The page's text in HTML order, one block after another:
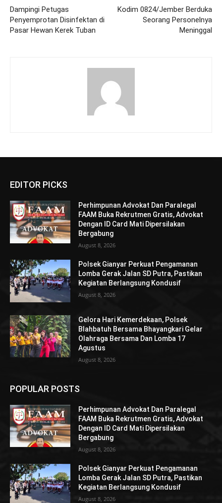
Dampingi Petugas
Penyemprotan Disinfektan di
Pasar Hewan Kerek Tuban
Kodim 0824/Jember Berduka
Seorang Personelnya
Meninggal
EDITOR PICKS
Perhimpunan Advokat Dan Paralegal
FAAM Buka Rekrutmen Gratis, Advokat
Dengan ID Card Mati Dipersilakan
Bergabung
August 8, 2026
Polsek Gianyar Perkuat Pengamanan
Lomba Gerak Jalan SD Putra, Pastikan
Kegiatan Berlangsung Kondusif
August 8, 2026
Gelora Hari Kemerdekaan, Polsek
Blahbatuh Bersama Bhayangkari Gelar
Olahraga Bersama Dan Lomba 17
Agustus
August 8, 2026
POPULAR POSTS
Perhimpunan Advokat Dan Paralegal
FAAM Buka Rekrutmen Gratis, Advokat
Dengan ID Card Mati Dipersilakan
Bergabung
August 8, 2026
Polsek Gianyar Perkuat Pengamanan
Lomba Gerak Jalan SD Putra, Pastikan
Kegiatan Berlangsung Kondusif
August 8, 2026